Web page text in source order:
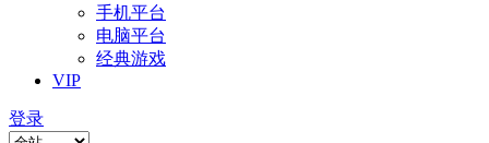
手机平台
电脑平台
经典游戏
VIP
登录